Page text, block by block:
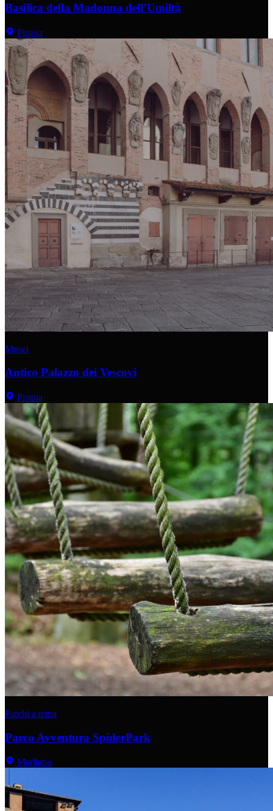
Basilica della Madonna dell’Umiltà
Pistoia
Musei
Antico Palazzo dei Vescovi
Pistoia
Parchi a tema
Parco Avventura SpiderPark
Marliana